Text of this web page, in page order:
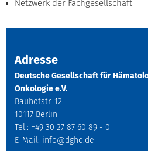
Netzwerk der Fachgesellschaft
Adresse
Deutsche Gesellschaft für
Onkologie e.V.
Bauhofstr. 12
10117 Berlin
Tel.: +49 30 27 87 60 89 - 0
E-Mail: info@dgho.de